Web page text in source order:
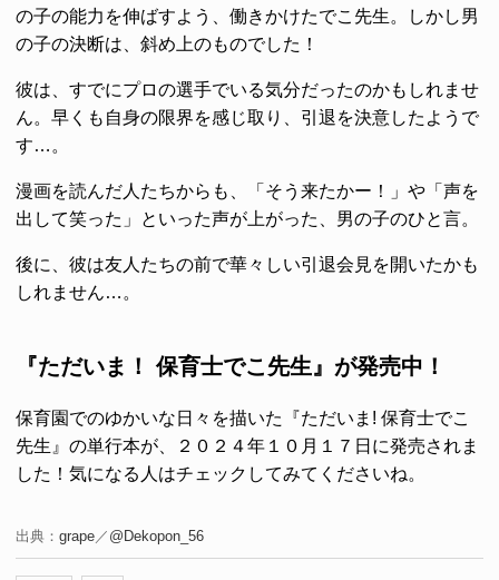
の子の能力を伸ばすよう、働きかけたでこ先生。しかし男
の子の決断は、斜め上のものでした！
彼は、すでにプロの選手でいる気分だったのかもしれませ
ん。早くも自身の限界を感じ取り、引退を決意したようで
す…。
漫画を読んだ人たちからも、「そう来たかー！」や「声を
出して笑った」といった声が上がった、男の子のひと言。
後に、彼は友人たちの前で華々しい引退会見を開いたかも
しれません…。
『ただいま！ 保育士でこ先生』が発売中！
保育園でのゆかいな日々を描いた『ただいま! 保育士でこ
先生』の単行本が、２０２４年１０月１７日に発売されま
した！気になる人はチェックしてみてくださいね。
出典： grape／ @Dekopon_56